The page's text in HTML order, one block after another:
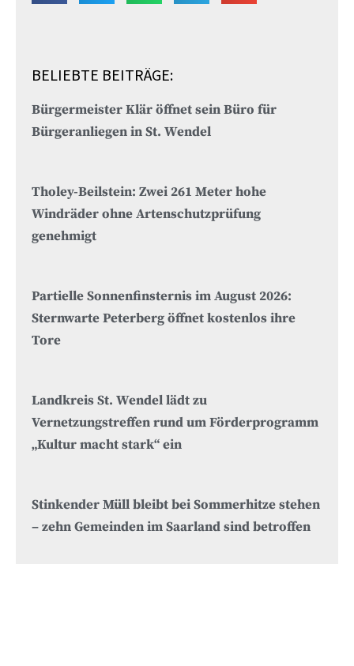
BELIEBTE BEITRÄGE:
Bürgermeister Klär öffnet sein Büro für
Bürgeranliegen in St. Wendel
Tholey-Beilstein: Zwei 261 Meter hohe
Windräder ohne Artenschutzprüfung
genehmigt
Partielle Sonnenfinsternis im August 2026:
Sternwarte Peterberg öffnet kostenlos ihre
Tore
Landkreis St. Wendel lädt zu
Vernetzungstreffen rund um Förderprogramm
„Kultur macht stark“ ein
Stinkender Müll bleibt bei Sommerhitze stehen
– zehn Gemeinden im Saarland sind betroffen